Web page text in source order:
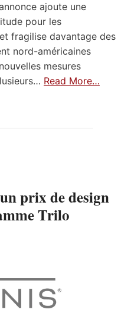
ajoute une
pour les
fragilise davantage des
nord-américaines
mesures
Read More…
prix de design
Trilo